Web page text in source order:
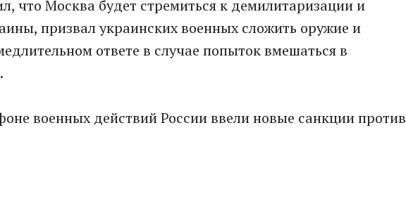
что Москва будет стремиться к демилитаризации и
призвал украинских военных сложить оружие и
ответе в случае попыток вмешаться в
военных действий России ввели новые санкции против